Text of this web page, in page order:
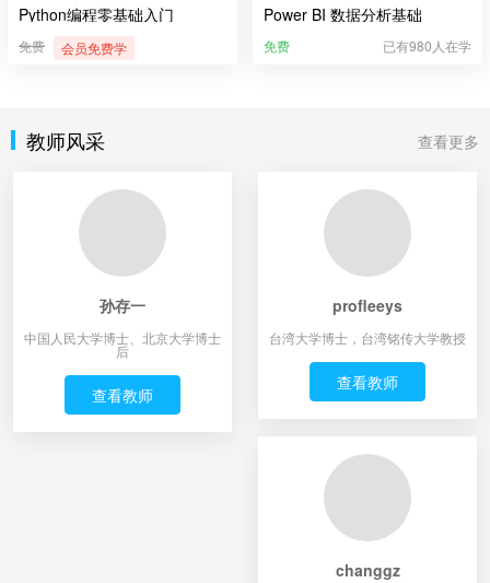
Python编程零基础入门
免费 会员免费学
Power BI 数据分析基础
免费 已有980人在学
教师风采 查看更多
孙存一
中国人民大学博士、北京大学博士
后
查看教师
profleeys
台湾大学博士，台湾铭传大学教授
查看教师
changgz